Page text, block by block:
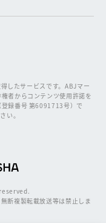
したサービスです。ABJマー
者からコンテンツ使用許諾を
録番号 第6091713号）で
い。
断複製転載放送等は禁止しま